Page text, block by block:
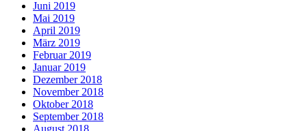
Juni 2019
Mai 2019
April 2019
März 2019
Februar 2019
Januar 2019
Dezember 2018
November 2018
Oktober 2018
September 2018